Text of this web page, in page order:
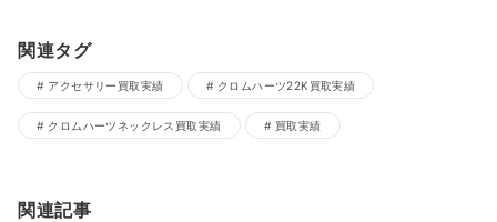
関連タグ
アクセサリー買取実績 クロムハーツ22K買取実績
クロムハーツネックレス買取実績 買取実績
関連記事